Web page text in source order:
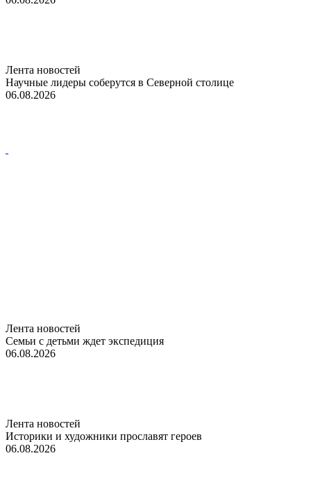
Лента новостей
Научные лидеры соберутся в Северной столице
06.08.2026
Лента новостей
Семьи с детьми ждет экспедиция
06.08.2026
Лента новостей
Историки и художники прославят героев
06.08.2026